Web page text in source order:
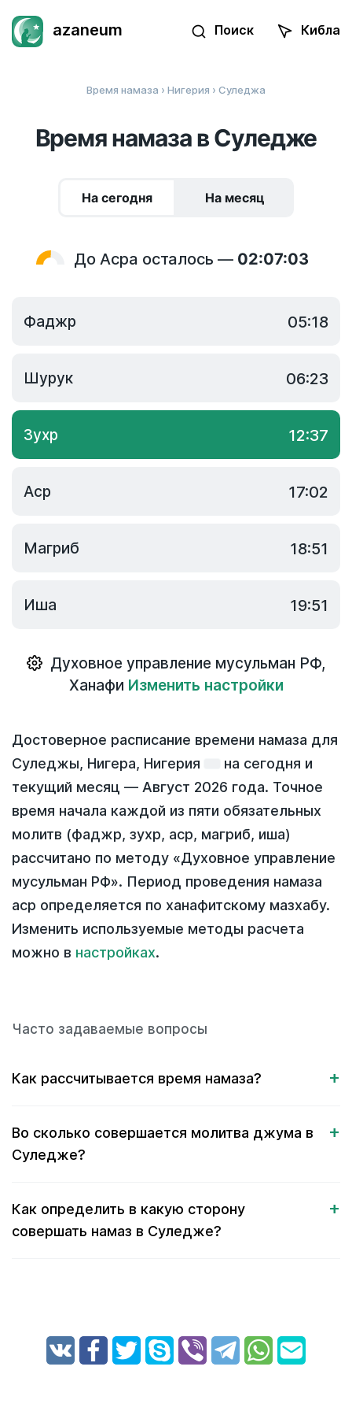
azaneum Поиск Кибла
Время намаза › Нигерия › Суледжа
Время намаза в Суледже
На сегодня На месяц
До Асра осталось — 02:07:03
Фаджр 05:18
Шурук 06:23
Зухр 12:37
Аср 17:02
Магриб 18:51
Иша 19:51
Духовное управление мусульман РФ,
Ханафи Изменить настройки
Достоверное расписание времени намаза для
Суледжы, Нигера, Нигерия
на сегодня и
текущий месяц — Август 2026 года. Точное
время начала каждой из пяти обязательных
молитв (фаджр, зухр, аср, магриб, иша)
рассчитано по методу «Духовное управление
мусульман РФ». Период проведения намаза
аср определяется по ханафитскому мазхабу.
Изменить используемые методы расчета
можно в настройках.
Часто задаваемые вопросы
Как рассчитывается время намаза?
Во сколько совершается молитва джума в
Суледже?
Как определить в какую сторону
совершать намаз в Суледже?